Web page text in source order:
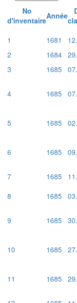
No
d'inventaireAnnée
1
1681
2
1684
3
1685
4 1685
5 1685
6 1685
7 1685
8
1685
9 1685
10 1685
11 1685